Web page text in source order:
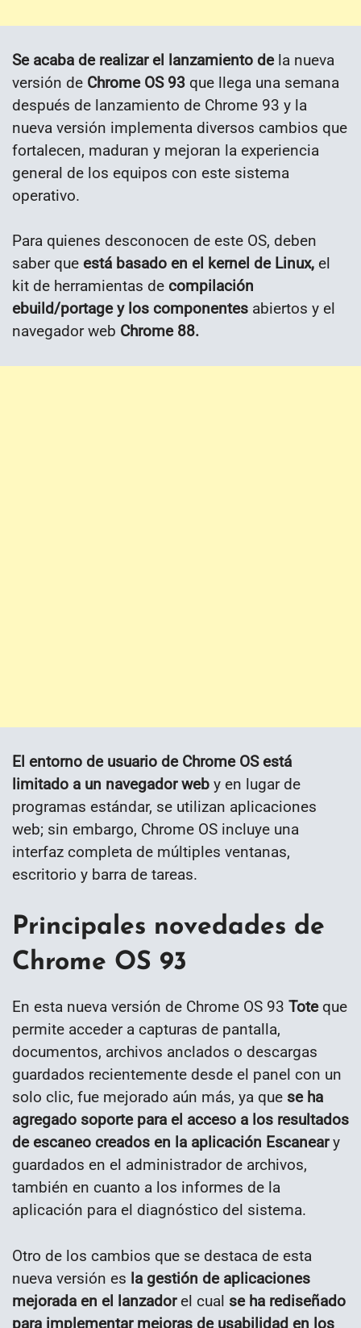
Se acaba de realizar el lanzamiento dela nueva
versión de Chrome OS 93 que llega una semana
después de lanzamiento de Chrome 93 y la
nueva versión implementa diversos cambios que
fortalecen, maduran y mejoran la experiencia
general de los equipos con este sistema
operativo.
Para quienes desconocen de este OS, deben
saber que está basado en el kernel de Linux, el
kit de herramientas de compilación
ebuild/portage y los componentes abiertos y el
navegador web Chrome 88.
El entorno de usuario de Chrome OS está
limitado a un navegador web y en lugar de
programas estándar, se utilizan aplicaciones
web; sin embargo, Chrome OS incluye una
interfaz completa de múltiples ventanas,
escritorio y barra de tareas.
Principales novedades de
Chrome OS 93
En esta nueva versión de Chrome OS 93 Toteque
permite acceder a capturas de pantalla,
documentos, archivos anclados o descargas
guardados recientemente desde el panel con un
solo clic, fue mejorado aún más, ya que se ha
agregado soporte para el acceso a los resultados
de escaneo creados en la aplicación Escaneary
guardados en el administrador de archivos,
también en cuanto a los informes de la
aplicación para el diagnóstico del sistema.
Otro de los cambios que se destaca de esta
nueva versión es la gestión de aplicaciones
mejorada en el lanzadorel cual se ha rediseñado
para implementar mejoras de usabilidad en los